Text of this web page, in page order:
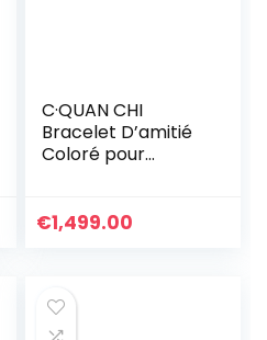
C·QUAN CHI
Bracelet D’amitié
Coloré pour
Perles Tila
€1,499.00